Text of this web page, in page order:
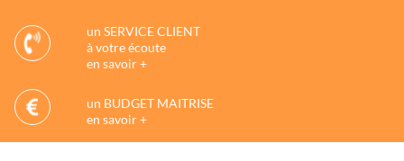
un SERVICE CLIENT
à votre écoute
en savoir +
un BUDGET MAITRISE
en savoir +